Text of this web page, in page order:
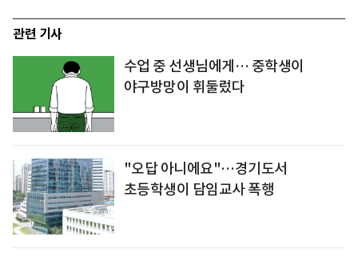
관련 기사
수업 중 선생님에게… 중학생이
야구방망이 휘둘렀다
"오답 아니에요"…경기도서
초등학생이 담임교사 폭행